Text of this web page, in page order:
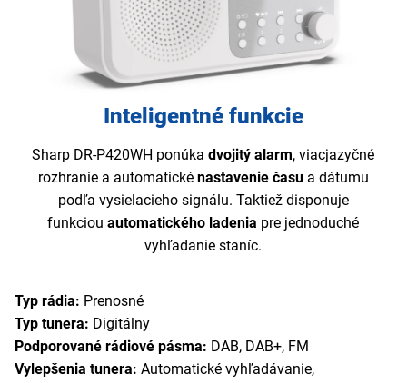
Inteligentné funkcie
Sharp DR-P420WH ponúkadvojitý alarm, viacjazyčné
rozhranie a automatické nastavenie času a dátumu
podľa vysielacieho signálu. Taktiež disponuje
funkciouautomatického ladenia pre jednoduché
vyhľadanie staníc.
Typ rádia: Prenosné
Typ tunera: Digitálny
Podporované rádiové pásma: DAB, DAB+, FM
Vylepšenia tunera: Automatické vyhľadávanie,